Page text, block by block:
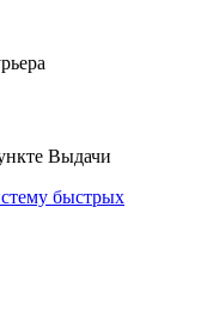
Выдачи
быстрых